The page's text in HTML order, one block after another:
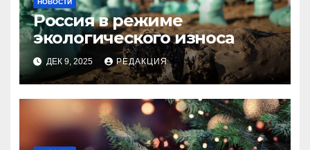
Россия в режиме
экологического износа
ДЕК 9, 2025 РЕДАКЦИЯ